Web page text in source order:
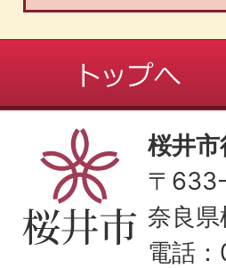
桜井市
〒
奈良
電話